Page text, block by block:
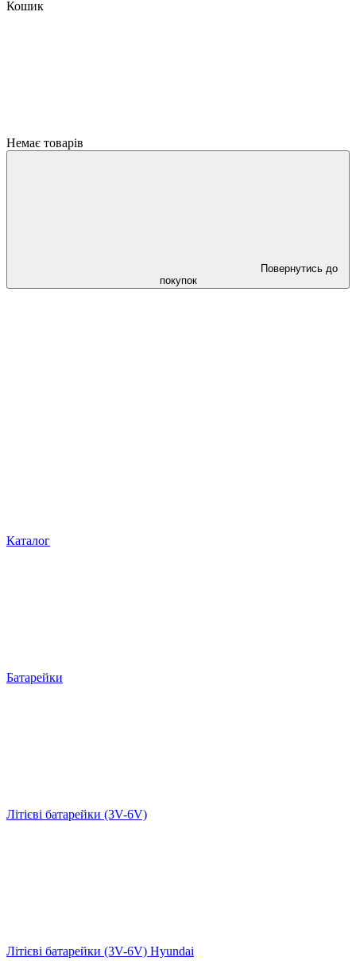
Кошик
Немає товарів
Повернутись до
покупок
Каталог
Батарейки
Літієві батарейки (3V-6V)
Літієві батарейки (3V-6V) Hyundai